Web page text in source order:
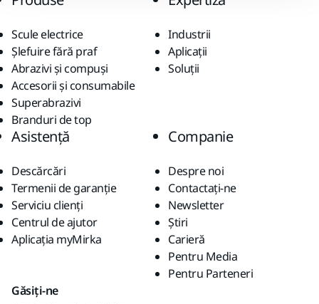
Scule electrice
Șlefuire fără praf
Abrazivi și compuși
Accesorii și consumabile
Superabrazivi
Branduri de top
Industrii
Aplicații
Soluții
Asistență
Descărcări
Termenii de garanție
Serviciu clienți
Centrul de ajutor
Aplicația myMirka
Companie
Despre noi
Contactaţi-ne
Newsletter
Știri
Carieră
Pentru Media
Pentru Parteneri
Găsiți-ne